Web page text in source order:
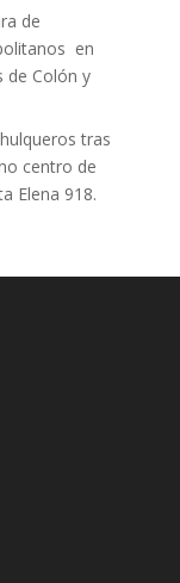
de
en
de Colón y
tras
centro de
Elena 918.